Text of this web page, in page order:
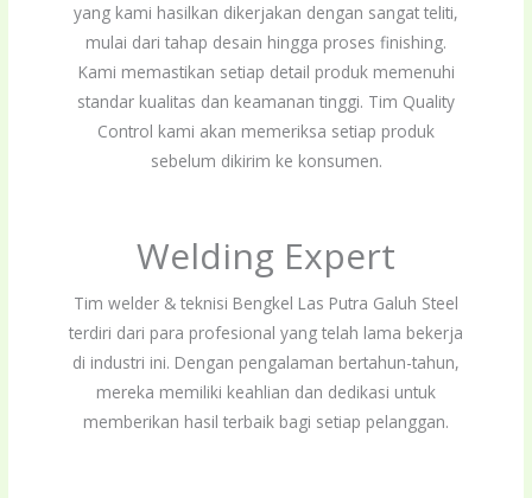
yang kami hasilkan dikerjakan dengan sangat teliti,
mulai dari tahap desain hingga proses finishing.
Kami memastikan setiap detail produk memenuhi
standar kualitas dan keamanan tinggi. Tim Quality
Control kami akan memeriksa setiap produk
sebelum dikirim ke konsumen.
Welding Expert
Tim welder & teknisi Bengkel Las Putra Galuh Steel
terdiri dari para profesional yang telah lama bekerja
di industri ini. Dengan pengalaman bertahun-tahun,
mereka memiliki keahlian dan dedikasi untuk
memberikan hasil terbaik bagi setiap pelanggan.